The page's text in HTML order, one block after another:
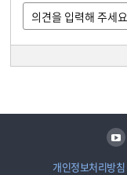
개인정보처리방침
유튜브